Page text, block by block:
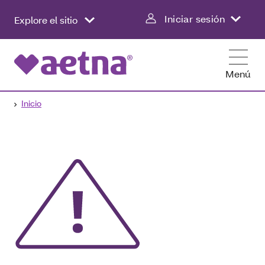
Explore el sitio Iniciar sesión
Menú
Inicio